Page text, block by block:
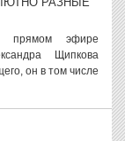
прямом эфире
Щипкова
он в том числе